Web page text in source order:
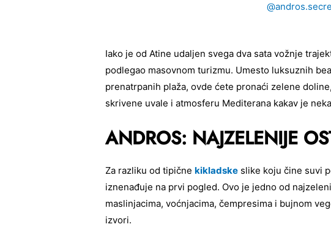
Iako je od Atine udaljen svega dva sata vožnje
podlegao masovnom turizmu. Umesto luksuznih
prenatrpanih plaža, ovde ćete pronaći zelene
skrivene uvale i atmosferu Mediterana kakav je
ANDROS: NAJZELENIJE
Za razliku od tipičnekikladske slike koju čine suvi
iznenađuje na prvi pogled. Ovo je jedno od
maslinjacima, voćnjacima, čempresima i bujnom
izvori.